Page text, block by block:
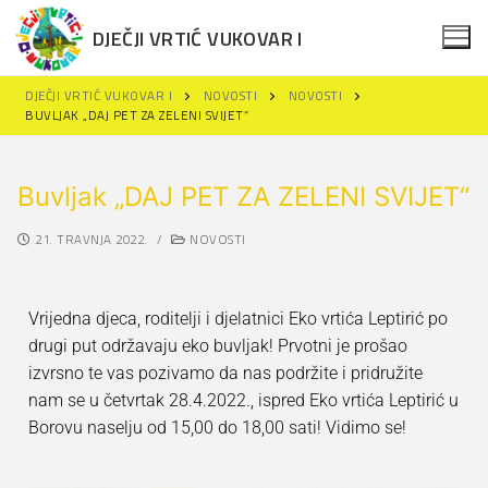
DJEČJI VRTIĆ VUKOVAR I
Za roditelje
Upisi u DV Vukovar I
Polazak u vrtić
Obavijesti za roditelje
Projekti
Projekti
Održivi razvoj
DJEČJI VRTIĆ VUKOVAR I NOVOSTI
NOVOSTI
BUVLJAK „DAJ PET ZA ZELENI SVIJET“
Buvljak „DAJ PET ZA ZELENI SVIJET“
21. TRAVNJA 2022. / NOVOSTI
Vrijedna djeca, roditelji i djelatnici Eko vrtića Leptirić po
drugi put održavaju eko buvljak! Prvotni je prošao
izvrsno te vas pozivamo da nas podržite i pridružite
nam se u četvrtak 28.4.2022., ispred Eko vrtića Leptirić u
Borovu naselju od 15,00 do 18,00 sati! Vidimo se!